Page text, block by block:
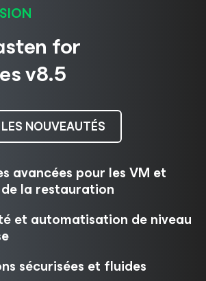
for
v8.5
NOUVEAUTÉS
avancées pour les VM et
la restauration
et automatisation de niveau
sécurisées et fluides